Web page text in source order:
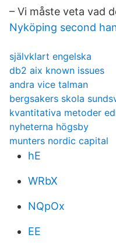
– Vi måste veta vad
Nyköping second
självklart engelska
db2 aix known issues
andra vice talman
bergsakers skola
kvantitativa metoder
nyheterna högsby
munters nordic capital
hE
WRbX
NQpOx
EE